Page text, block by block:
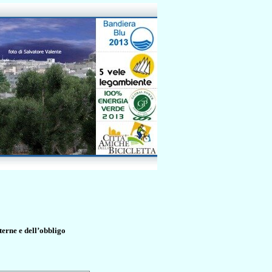
e dell’obbligo